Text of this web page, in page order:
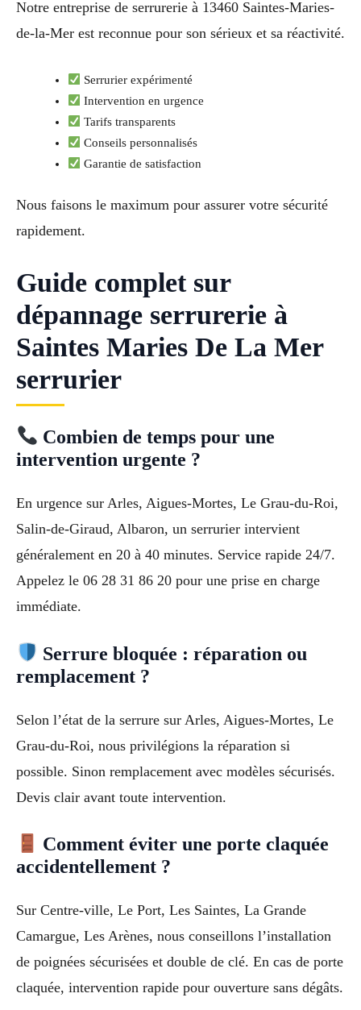
Notre entreprise de serrurerie à 13460 Saintes-Maries-
de-la-Mer est reconnue pour son sérieux et sa réactivité.
Serrurier expérimenté
Intervention en urgence
Tarifs transparents
Conseils personnalisés
Garantie de satisfaction
Nous faisons le maximum pour assurer votre sécurité
rapidement.
Guide complet sur
dépannage serrurerie à
Saintes Maries De La Mer
serrurier
Combien de temps pour une
intervention urgente ?
En urgence sur Arles, Aigues-Mortes, Le Grau-du-Roi,
Salin-de-Giraud, Albaron, un serrurier intervient
généralement en 20 à 40 minutes. Service rapide 24/7.
Appelez le 06 28 31 86 20 pour une prise en charge
immédiate.
Serrure bloquée : réparation ou
remplacement ?
Selon l’état de la serrure sur Arles, Aigues-Mortes, Le
Grau-du-Roi, nous privilégions la réparation si
possible. Sinon remplacement avec modèles sécurisés.
Devis clair avant toute intervention.
Comment éviter une porte claquée
accidentellement ?
Sur Centre-ville, Le Port, Les Saintes, La Grande
Camargue, Les Arènes, nous conseillons l’installation
de poignées sécurisées et double de clé. En cas de porte
claquée, intervention rapide pour ouverture sans dégâts.